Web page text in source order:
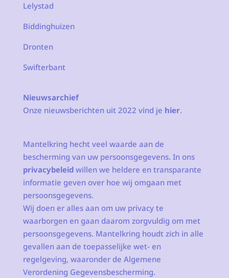
Lelystad
Biddinghuizen
Dronten
Swifterbant
Nieuwsarchief
Onze nieuwsberichten uit 2022 vind je hier.
Mantelkring hecht veel waarde aan de
bescherming van uw persoonsgegevens. In ons
privacybeleidwillen we heldere en transparante
informatie geven over hoe wij omgaan met
persoonsgegevens.
Wij doen er alles aan om uw privacy te
waarborgen en gaan daarom zorgvuldig om met
persoonsgegevens. Mantelkring houdt zich in alle
gevallen aan de toepasselijke wet- en
regelgeving, waaronder de Algemene
Verordening Gegevensbescherming.